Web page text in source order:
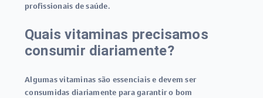
profissionais de saúde.
Quais vitaminas precisamos
consumir diariamente?
Algumas vitaminas são essenciais e devem ser
consumidas diariamente para garantir o bom